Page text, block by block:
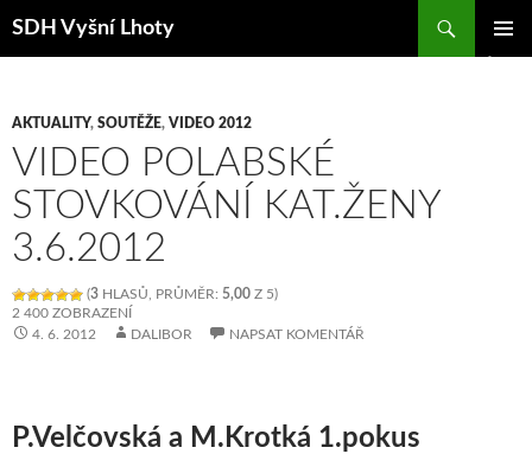
SDH Vyšní Lhoty
AKTUALITY, SOUTĚŽE, VIDEO 2012
VIDEO POLABSKÉ
STOVKOVÁNÍ KAT.ŽENY
3.6.2012
(3 HLASŮ, PRŮMĚR: 5,00 Z 5)
2 400 ZOBRAZENÍ
4. 6. 2012
DALIBOR NAPSAT KOMENTÁŘ
P.Velčovská a M.Krotká 1.pokus